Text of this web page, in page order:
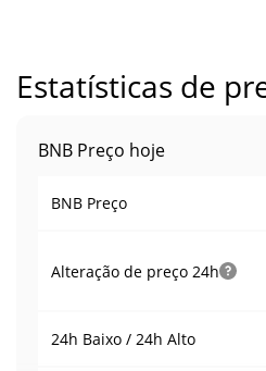
Estatísticas de
BNB Preço hoje
BNB Preço
Alteração de preço 24h
24h Baixo / 24h Alto